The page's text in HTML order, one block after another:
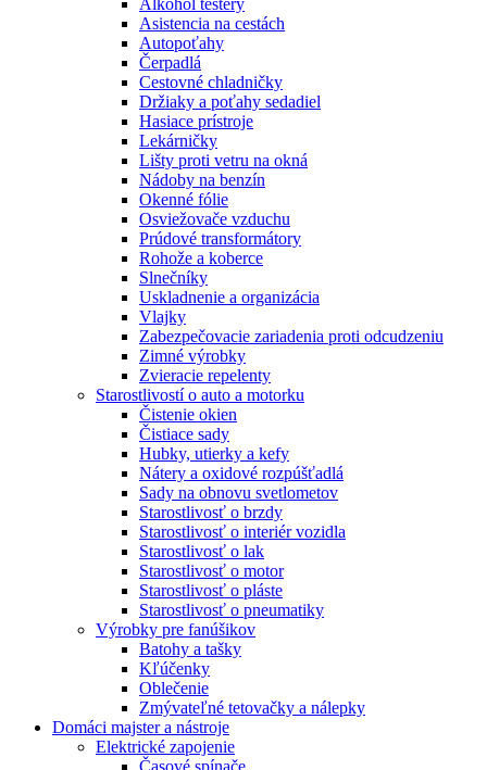
Asistencia na cestách
Autopoťahy
Čerpadlá
Cestovné chladničky
Držiaky a poťahy sedadiel
Hasiace prístroje
Lekárničky
Lišty proti vetru na okná
Nádoby na benzín
Okenné fólie
Osviežovače vzduchu
Prúdové transformátory
Rohože a koberce
Slnečníky
Uskladnenie a organizácia
Vlajky
Zabezpečovacie zariadenia proti odcudzeniu
Zimné výrobky
Zvieracie repelenty
Starostlivostí o auto a motorku
Čistenie okien
Čistiace sady
Hubky, utierky a kefy
Nátery a oxidové rozpúšťadlá
Sady na obnovu svetlometov
Starostlivosť o brzdy
Starostlivosť o interiér vozidla
Starostlivosť o lak
Starostlivosť o motor
Starostlivosť o pláste
Starostlivosť o pneumatiky
Výrobky pre fanúšikov
Batohy a tašky
Kľúčenky
Oblečenie
Zmývateľné tetovačky a nálepky
Domáci majster a nástroje
Elektrické zapojenie
Časové spínače